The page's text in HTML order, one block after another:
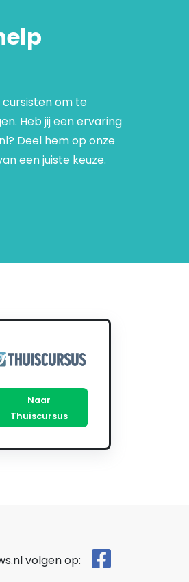
cursisten om te
Heb jij een ervaring
Deel hem op onze
een juiste keuze.
Naar
Thuiscursus
volgen op: